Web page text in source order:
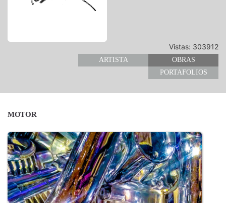
Vistas: 303912
ARTISTA
OBRAS
PORTAFOLIOS
MOTOR